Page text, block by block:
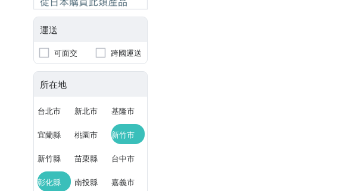
運送
可面交 跨國運送
所在地
台北市 新北市 基隆市
宜蘭縣 桃園市 新竹市
新竹縣 苗栗縣 台中市
彰化縣 南投縣 嘉義市